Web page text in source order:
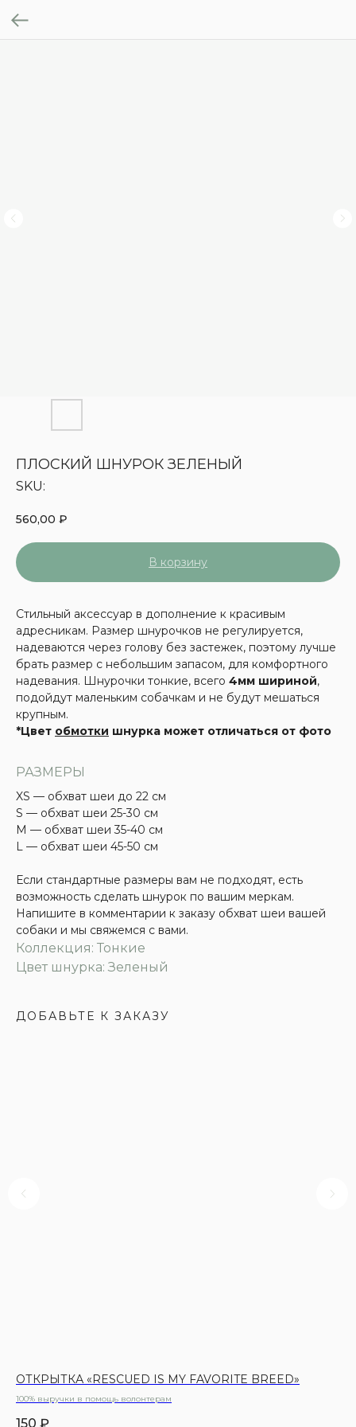
ПЛОСКИЙ ШНУРОК ЗЕЛЕНЫЙ
SKU:
560,00 ₽
В корзину
Стильный аксессуар в дополнение к красивым
адресникам. Размер шнурочков не регулируется,
надеваются через голову без застежек, поэтому лучше
брать размер с небольшим запасом, для комфортного
надевания. Шнурочки тонкие, всего 4мм шириной,
подойдут маленьким собачкам и не будут мешаться
крупным.
*Цвет обмотки шнурка может отличаться от фото
РАЗМЕРЫ
XS — обхват шеи до 22 см
S — обхват шеи 25-30 см
М — обхват шеи 35-40 см
L — обхват шеи 45-50 см
Если стандартные размеры вам не подходят, есть
возможность сделать шнурок по вашим меркам.
Напишите в комментарии к заказу обхват шеи вашей
собаки и мы свяжемся с вами.
Коллекция: Тонкие
Цвет шнурка: Зеленый
ДОБАВЬТЕ К ЗАКАЗУ
ОТКРЫТКА «RESCUED IS MY FAVORITE BREED»
100% выручки в помощь волонтерам
150 ₽